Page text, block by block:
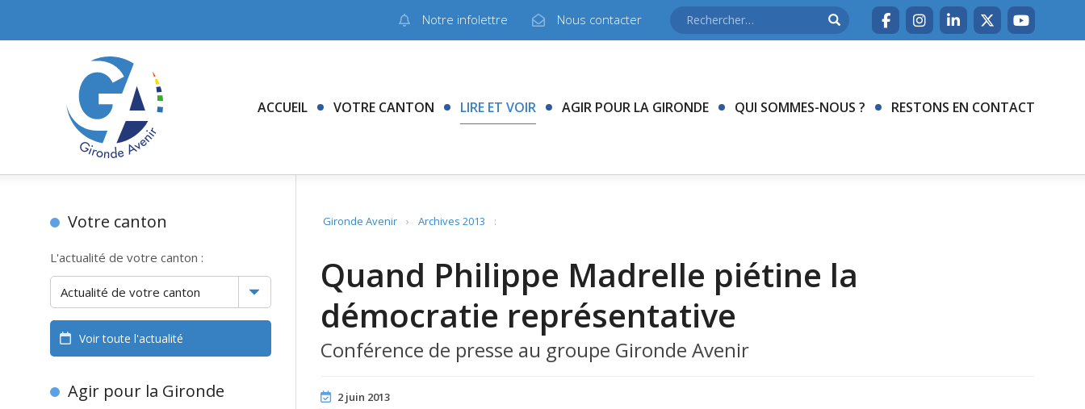
Notre infolettre Nous contacter
ACCUEIL VOTRE CANTON LIRE ET VOIR AGIR POUR LA GIRONDE QUI SOMMES-NOUS ? RESTONS EN CONTACT
Gironde Avenir › Archives 2013 :
Quand Philippe Madrelle piétine la
démocratie représentative
Conférence de presse au groupe Gironde Avenir
2 juin 2013
Votre canton
L'actualité de votre canton :
Voir toute l'actualité
Agir pour la Gironde